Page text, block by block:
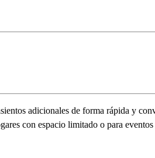
adicionales de forma rápida y
con espacio limitado o para